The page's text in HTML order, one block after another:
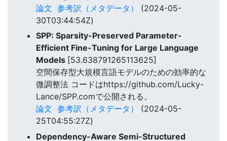
論文 参考訳（メタデータ）
(2024-05-
30T03:44:54Z)
SPP: Sparsity-Preserved Parameter-
Efficient Fine-Tuning for Large Language
Models [53.638791265113625]
空間保存型大規模言語モデルのための効率的な
微調整法 コードはhttps://github.com/Lucky-
Lance/SPP.comで公開される。
論文 参考訳（メタデータ）
(2024-05-
25T04:55:27Z)
Dependency-Aware Semi-Structured